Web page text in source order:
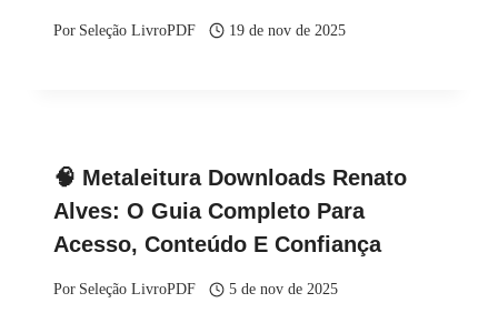
Por Seleção LivroPDF 19 de nov de 2025
🧠 Metaleitura Downloads Renato
Alves: O Guia Completo Para
Acesso, Conteúdo E Confiança
Por Seleção LivroPDF 5 de nov de 2025